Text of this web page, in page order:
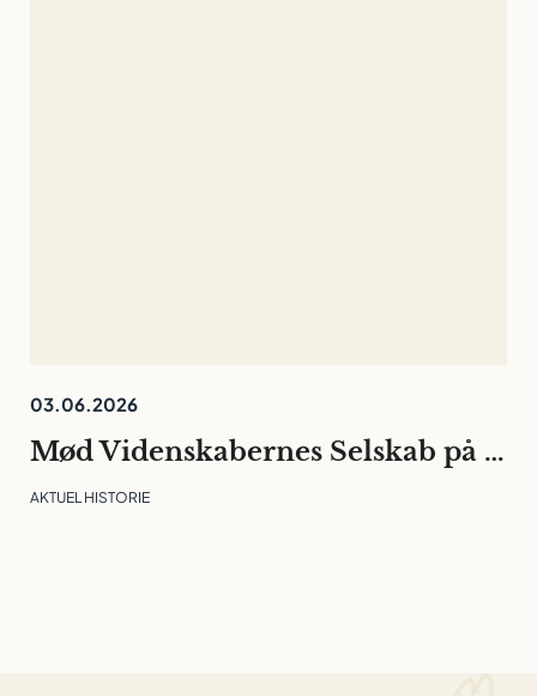
03.06.2026
Mød Videnskabernes Selskab på Folkemødet
AKTUEL HISTORIE